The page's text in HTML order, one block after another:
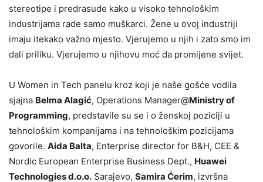
stereotipe i predrasude kako u visoko tehnološkim
industrijama rade samo muškarci. Žene u ovoj industriji
imaju itekako važno mjesto. Vjerujemo u njih i zato smo im
dali priliku. Vjerujemo u njihovu moć da promijene svijet.
U Women in Tech panelu kroz koji je naše gošće vodila
sjajna Belma Alagić, Operations Manager@Ministry of
Programming, predstavile su se i o ženskoj poziciji u
tehnološkim kompanijama i na tehnološkim pozicijama
govorile. Aida Balta, Enterprise director for B&H, CEE &
Nordic European Enterprise Business Dept., Huawei
Technologies d.o.o. Sarajevo, Samira Ćerim, izvršna